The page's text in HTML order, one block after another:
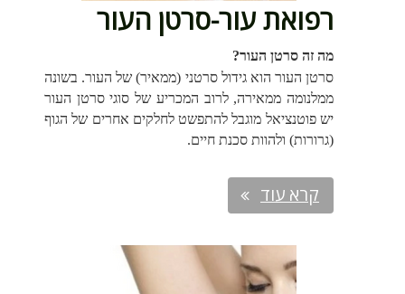
רפואת עור-סרטן העור
מה זה סרטן העור?
סרטן העור הוא גידול סרטני (ממאיר) של העור. בשונה
ממלנומה ממאירה, לרוב המכריע של סוגי סרטן העור
יש פוטנציאל מוגבל להתפשט לחלקים אחרים של הגוף
(גרורות) ולהוות סכנת חיים.
קרא עוד